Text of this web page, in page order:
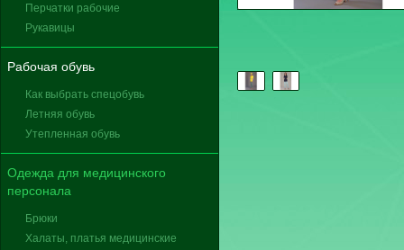
Перчатки рабочие
Рукавицы
Рабочая обувь
Как выбрать спецобувь
Летняя обувь
Утепленная обувь
Одежда для медицинского
персонала
Брюки
Халаты, платья медицинские